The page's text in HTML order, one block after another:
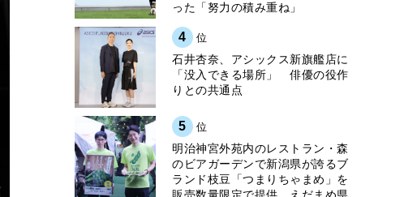
った「努力の積み重ね」
4 位
石井杏奈、アシックス新旗艦店に
「没入できる場所」 俳優の役作
りとの共通点
5 位
明治神宮外苑内のレストラン・森
のビアガーデンで新潟県が誇るブ
ランド枝豆「つまりちゃまめ」を